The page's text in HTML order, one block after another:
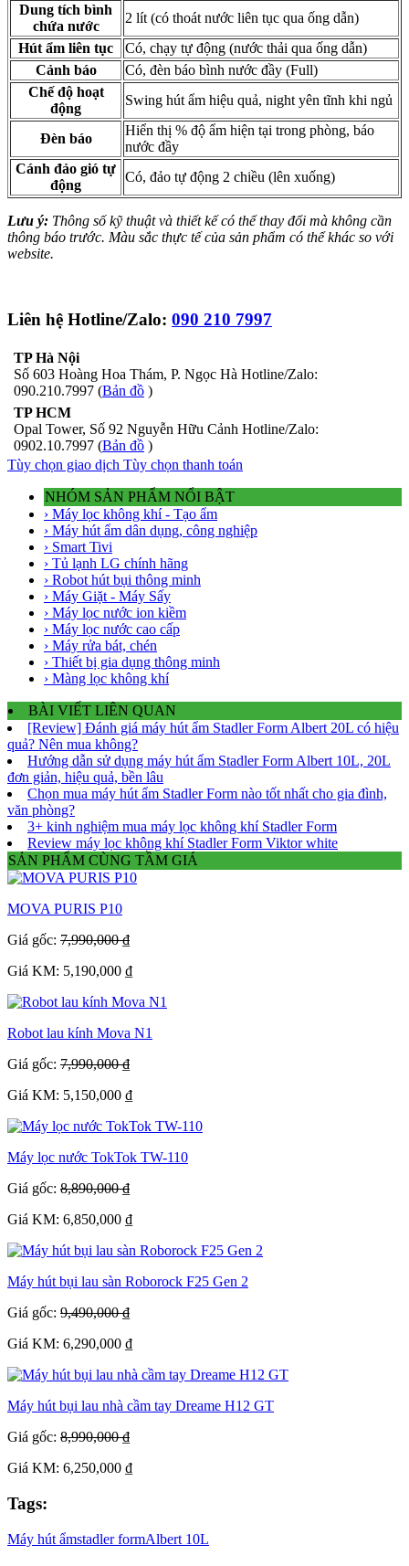
Dung tích bình
chứa nước
2 lít (có thoát nước liên tục qua ống dẫn)
Hút ẩm liên tục
Có, chạy tự động (nước thải qua ống dẫn)
Cảnh báo
Có, đèn báo bình nước đầy (Full)
Chế độ hoạt
động
Swing hút ẩm hiệu quả, night yên tĩnh khi ngủ
Đèn báo
Hiển thị % độ ẩm hiện tại trong phòng, báo
nước đầy
Cánh đảo gió tự
động
Có, đảo tự động 2 chiều (lên xuống)
Lưu ý: Thông số kỹ thuật và thiết kế có thể thay đổi mà không cần
thông báo trước. Màu sắc thực tế của sản phẩm có thể khác so với
website.
Liên hệ Hotline/Zalo: 090 210 7997
TP Hà Nội
Số 603 Hoàng Hoa Thám, P. Ngọc Hà Hotline/Zalo:
090.210.7997 (Bản đồ )
TP HCM
Opal Tower, Số 92 Nguyễn Hữu Cảnh Hotline/Zalo:
0902.10.7997 (Bản đồ )
Tùy chọn giao dịch Tùy chọn thanh toán
NHÓM SẢN PHẨM NỔI BẬT
› Máy lọc không khí - Tạo ẩm
› Máy hút ẩm dân dụng, công nghiệp
› Smart Tivi
› Tủ lạnh LG chính hãng
› Robot hút bụi thông minh
› Máy Giặt - Máy Sấy
› Máy lọc nước ion kiềm
› Máy lọc nước cao cấp
› Máy rửa bát, chén
› Thiết bị gia dụng thông minh
› Màng lọc không khí
BÀI VIẾT LIÊN QUAN
[Review] Đánh giá máy hút ẩm Stadler Form Albert 20L có hiệu
quả? Nên mua không?
Hướng dẫn sử dụng máy hút ẩm Stadler Form Albert 10L, 20L
đơn giản, hiệu quả, bền lâu
Chọn mua máy hút ẩm Stadler Form nào tốt nhất cho gia đình,
văn phòng?
3+ kinh nghiệm mua máy lọc không khí Stadler Form
Review máy lọc không khí Stadler Form Viktor white
SẢN PHẨM CÙNG TẦM GIÁ
MOVA PURIS P10
Giá gốc: 7,990,000 ₫
Giá KM: 5,190,000 ₫
Robot lau kính Mova N1
Giá gốc: 7,990,000 ₫
Giá KM: 5,150,000 ₫
Máy lọc nước TokTok TW-110
Giá gốc: 8,890,000 ₫
Giá KM: 6,850,000 ₫
Máy hút bụi lau sàn Roborock F25 Gen 2
Giá gốc: 9,490,000 ₫
Giá KM: 6,290,000 ₫
Máy hút bụi lau nhà cầm tay Dreame H12 GT
Giá gốc: 8,990,000 ₫
Giá KM: 6,250,000 ₫
Tags:
Máy hút ẩmstadler formAlbert 10L